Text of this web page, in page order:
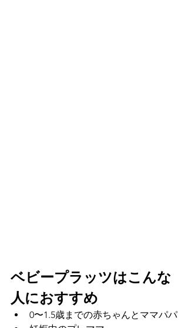
ベビープラッツはこんな
人におすすめ
0〜1.5歳までの赤ちゃんとママパパ